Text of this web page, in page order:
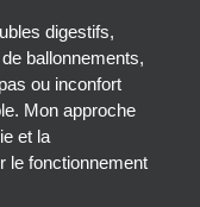
digestifs,
ballonnements,
ou inconfort
Mon approche
et la
le fonctionnement